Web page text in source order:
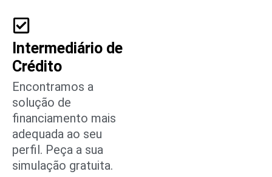
Intermediário de
Crédito
Encontramos a
solução de
financiamento mais
adequada ao seu
perfil. Peça a sua
simulação gratuita.